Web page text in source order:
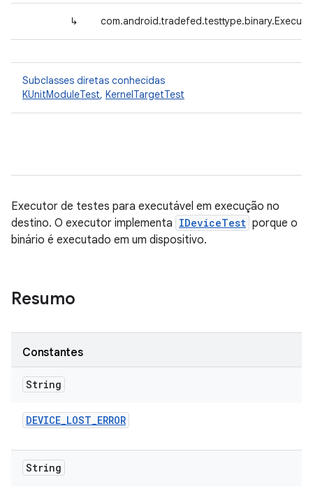
↳
Subclasses diretas conhecidas
KUnitModuleTest, KernelTargetTest
Executor de testes para executável em execução no
destino. O executor implementa IDeviceTest porque o
binário é executado em um dispositivo.
Resumo
Constantes
String
DEVICE_LOST_ERROR
String